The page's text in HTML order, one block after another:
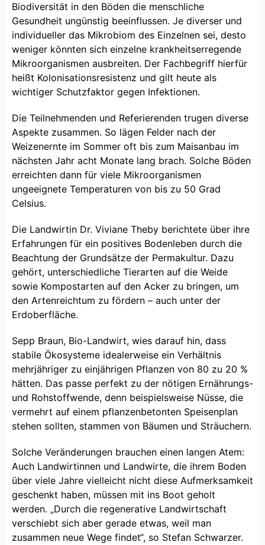
Biodiversität in den Böden die menschliche
Gesundheit ungünstig beeinflussen. Je diverser und
individueller das Mikrobiom des Einzelnen sei, desto
weniger könnten sich einzelne krankheitserregende
Mikroorganismen ausbreiten. Der Fachbegriff hierfür
heißt Kolonisationsresistenz und gilt heute als
wichtiger Schutzfaktor gegen Infektionen.
Die Teilnehmenden und Referierenden trugen diverse
Aspekte zusammen. So lägen Felder nach der
Weizenernte im Sommer oft bis zum Maisanbau im
nächsten Jahr acht Monate lang brach. Solche Böden
erreichten dann für viele Mikroorganismen
ungeeignete Temperaturen von bis zu 50 Grad
Celsius.
Die Landwirtin Dr. Viviane Theby berichtete über ihre
Erfahrungen für ein positives Bodenleben durch die
Beachtung der Grundsätze der Permakultur. Dazu
gehört, unterschiedliche Tierarten auf die Weide
sowie Kompostarten auf den Acker zu bringen, um
den Artenreichtum zu fördern – auch unter der
Erdoberfläche.
Sepp Braun, Bio-Landwirt, wies darauf hin, dass
stabile Ökosysteme idealerweise ein Verhältnis
mehrjähriger zu einjährigen Pflanzen von 80 zu 20 %
hätten. Das passe perfekt zu der nötigen Ernährungs-
und Rohstoffwende, denn beispielsweise Nüsse, die
vermehrt auf einem pflanzenbetonten Speisenplan
stehen sollten, stammen von Bäumen und Sträuchern.
Solche Veränderungen brauchen einen langen Atem:
Auch Landwirtinnen und Landwirte, die ihrem Boden
über viele Jahre vielleicht nicht diese Aufmerksamkeit
geschenkt haben, müssen mit ins Boot geholt
werden. „Durch die regenerative Landwirtschaft
verschiebt sich aber gerade etwas, weil man
zusammen neue Wege findet“, so Stefan Schwarzer.